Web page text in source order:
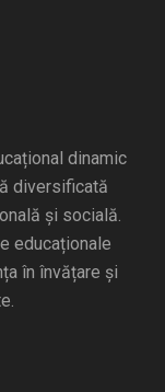
dinamic
diversificată
și socială.
educaționale
în învățare și